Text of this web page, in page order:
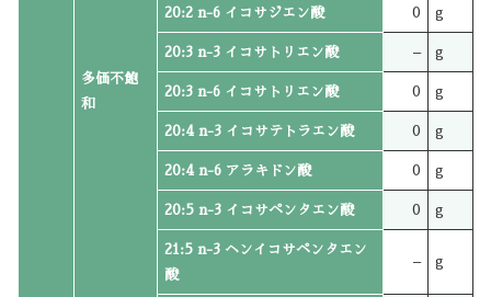
多価不飽
和
20:2 n-6 イコサジエン酸 0 g
20:3 n-3 イコサトリエン酸 – g
20:3 n-6 イコサトリエン酸 0 g
20:4 n-3 イコサテトラエン酸 0 g
20:4 n-6 アラキドン酸 0 g
20:5 n-3 イコサペンタエン酸 0 g
21:5 n-3 ヘンイコサペンタエン
酸
– g